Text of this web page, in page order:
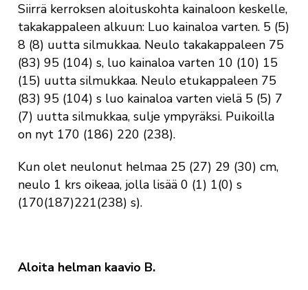
Siirrä kerroksen aloituskohta kainaloon keskelle,
takakappaleen alkuun: Luo kainaloa varten. 5 (5)
8 (8) uutta silmukkaa. Neulo takakappaleen 75
(83) 95 (104) s, luo kainaloa varten 10 (10) 15
(15) uutta silmukkaa. Neulo etukappaleen 75
(83) 95 (104) s luo kainaloa varten vielä 5 (5) 7
(7) uutta silmukkaa, sulje ympyräksi. Puikoilla
on nyt 170 (186) 220 (238).
Kun olet neulonut helmaa 25 (27) 29 (30) cm,
neulo 1 krs oikeaa, jolla lisää 0 (1) 1(0) s
(170(187)221(238) s).
Aloita helman kaavio B.